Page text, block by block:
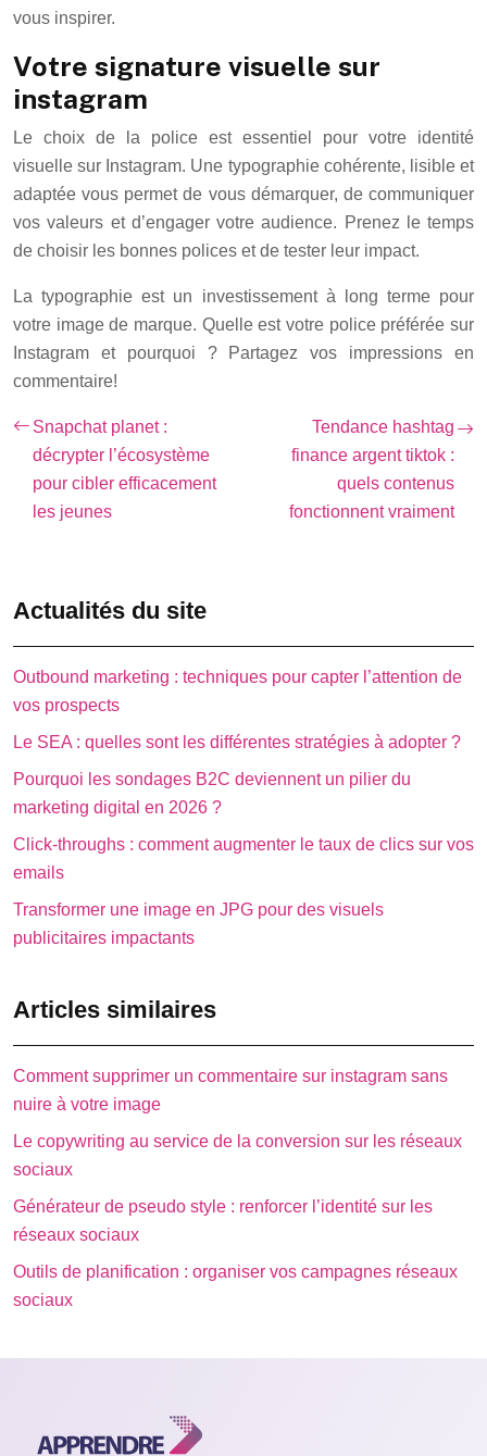
vous inspirer.
Votre signature visuelle sur
instagram
Le choix de la police est essentiel pour votre identité
visuelle sur Instagram. Une typographie cohérente, lisible et
adaptée vous permet de vous démarquer, de communiquer
vos valeurs et d’engager votre audience. Prenez le temps
de choisir les bonnes polices et de tester leur impact.
La typographie est un investissement à long terme pour
votre image de marque. Quelle est votre police préférée sur
Instagram et pourquoi ? Partagez vos impressions en
commentaire!
Snapchat planet :
décrypter l’écosystème
pour cibler efficacement
les jeunes
Tendance hashtag
finance argent tiktok :
quels contenus
fonctionnent vraiment
Actualités du site
Outbound marketing : techniques pour capter l’attention de
vos prospects
Le SEA : quelles sont les différentes stratégies à adopter ?
Pourquoi les sondages B2C deviennent un pilier du
marketing digital en 2026 ?
Click-throughs : comment augmenter le taux de clics sur vos
emails
Transformer une image en JPG pour des visuels
publicitaires impactants
Articles similaires
Comment supprimer un commentaire sur instagram sans
nuire à votre image
Le copywriting au service de la conversion sur les réseaux
sociaux
Générateur de pseudo style : renforcer l’identité sur les
réseaux sociaux
Outils de planification : organiser vos campagnes réseaux
sociaux